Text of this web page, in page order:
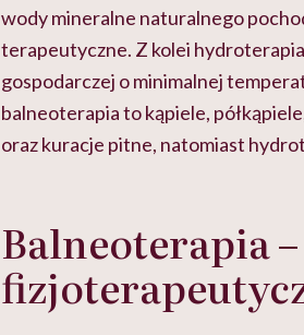
wody mineralne naturalnego
terapeutyczne. Z kolei
gospodarczej o minimalnej
balneoterapia to kąpiele,
oraz kuracje pitne, natomiast
Balneoterapia